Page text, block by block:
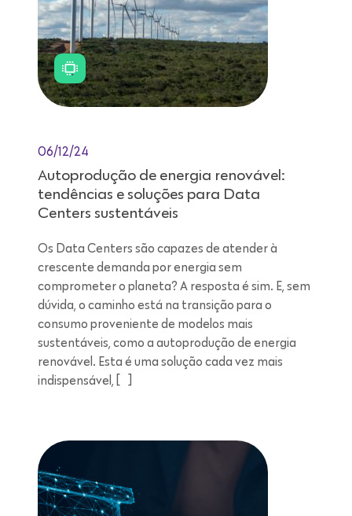
06/12/24
Autoprodução de energia renovável:
tendências e soluções para Data
Centers sustentáveis
Os Data Centers são capazes de atender à
crescente demanda por energia sem
comprometer o planeta? A resposta é sim. E, sem
dúvida, o caminho está na transição para o
consumo proveniente de modelos mais
sustentáveis, como a autoprodução de energia
renovável. Esta é uma solução cada vez mais
indispensável, […]